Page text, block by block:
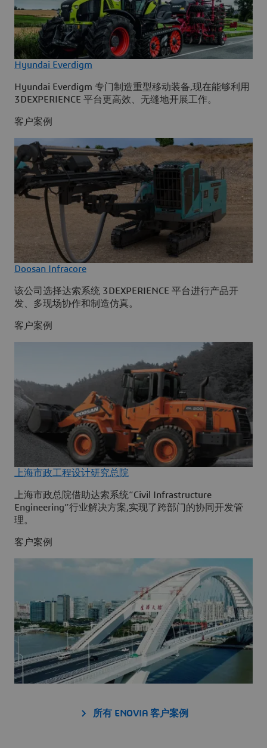
Hyundai Everdigm
Hyundai Everdigm 专门制造重型移动装备,现在能够利用
3DEXPERIENCE 平台更高效、无缝地开展工作。
客户案例
Doosan Infracore
该公司选择达索系统 3DEXPERIENCE 平台进行产品开
发、多现场协作和制造仿真。
客户案例
上海市政工程设计研究总院
上海市政总院借助达索系统“Civil Infrastructure
Engineering”行业解决方案,实现了跨部门的协同开发管
理。
客户案例
所有 ENOVIA 客户案例